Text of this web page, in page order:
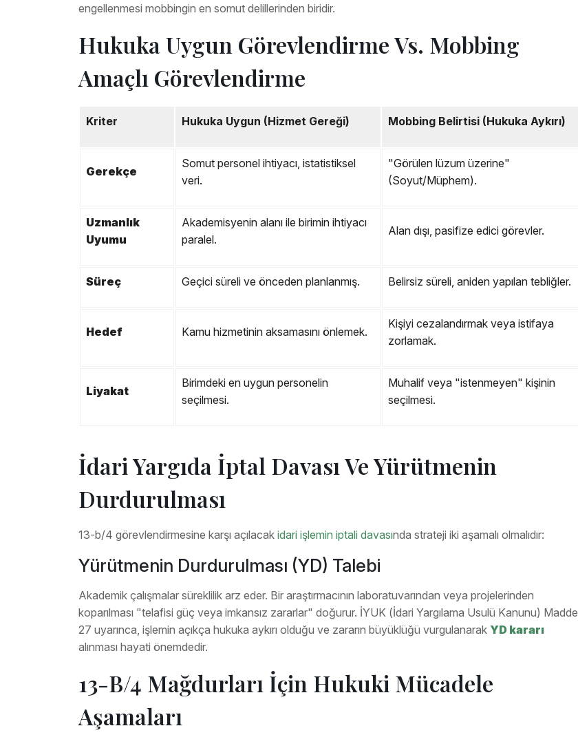
engellenmesi mobbingin en somut delillerinden biridir.
Hukuka Uygun Görevlendirme Vs. Mobbing
Amaçlı Görevlendirme
Kriter Hukuka Uygun (Hizmet Gereği) Mobbing Belirtisi (Hukuka Aykırı)
Gerekçe
Somut personel ihtiyacı, istatistiksel
veri.
"Görülen lüzum üzerine"
(Soyut/Müphem).
Uzmanlık
Uyumu
Akademisyenin alanı ile birimin ihtiyacı
paralel.
Alan dışı, pasifize edici görevler.
Süreç Geçici süreli ve önceden planlanmış. Belirsiz süreli, aniden yapılan tebliğler.
Hedef Kamu hizmetinin aksamasını önlemek.
Kişiyi cezalandırmak veya istifaya
zorlamak.
Liyakat
Birimdeki en uygun personelin
seçilmesi.
Muhalif veya "istenmeyen" kişinin
seçilmesi.
İdari Yargıda İptal Davası Ve Yürütmenin
Durdurulması
13-b/4 görevlendirmesine karşı açılacak idari işlemin iptali davasında strateji iki aşamalı olmalıdır:
Yürütmenin Durdurulması (YD) Talebi
Akademik çalışmalar süreklilik arz eder. Bir araştırmacının laboratuvarından veya projelerinden
koparılması "telafisi güç veya imkansız zararlar" doğurur. İYUK (İdari Yargılama Usulü Kanunu) Madde
27 uyarınca, işlemin açıkça hukuka aykırı olduğu ve zararın büyüklüğü vurgulanarak YD kararı
alınması hayati önemdedir.
13-B/4 Mağdurları İçin Hukuki Mücadele
Aşamaları